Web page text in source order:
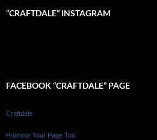
“CRAFTDALE” INSTAGRAM
FACEBOOK “CRAFTDALE” PAGE
Craftdale
Promote Your Page Too